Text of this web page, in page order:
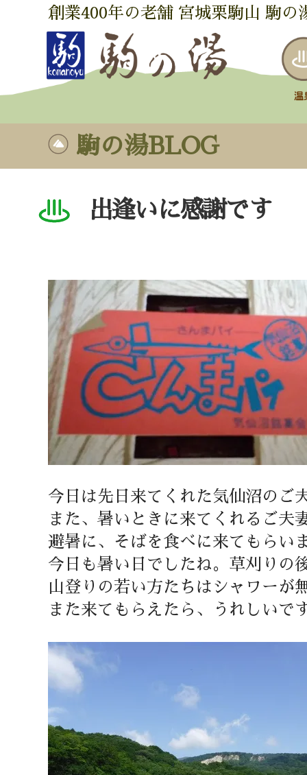
創業400年の老舗 宮城栗駒山 駒の
駒の湯BLOG
出逢いに感謝です
今日は先日来てくれた気仙沼のご
また、暑いときに来てくれるご夫
避暑に、そばを食べに来てもらい
今日も暑い日でしたね。草刈りの
山登りの若い方たちはシャワーが
また来てもらえたら、うれしいで